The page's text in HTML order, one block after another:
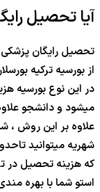
آیا تحصیل
تحصیل رایگان
از بورسیه ترکیه
در این نوع بورسیه
میشود و دانشجو
علاوه بر این روش ،
شهریه میتوانید
که هزینه تحصیل در
استو شما با بهره